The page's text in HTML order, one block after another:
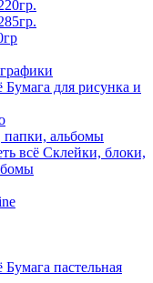
Бумага для рисунка и
папки, альбомы
всё Склейки, блоки,
пастельная